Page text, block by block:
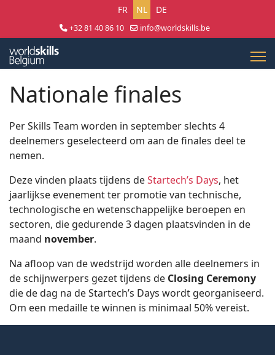
Selecteer uw taal
FR NL DE
+32 81 40 86 10
info@worldskills.be
Nationale finales
Per Skills Team worden in september slechts 4
deelnemers geselecteerd om aan de finales deel te
nemen.
Deze vinden plaats tijdens deStartech’s Days, het
jaarlijkse evenement ter promotie van technische,
technologische en wetenschappelijke beroepen en
sectoren, die gedurende 3 dagen plaatsvinden in de
maand november.
Na afloop van de wedstrijd worden alle deelnemers in
de schijnwerpers gezet tijdens de Closing Ceremony
die de dag na de Startech’s Days wordt georganiseerd.
Om een medaille te winnen is minimaal 50% vereist.